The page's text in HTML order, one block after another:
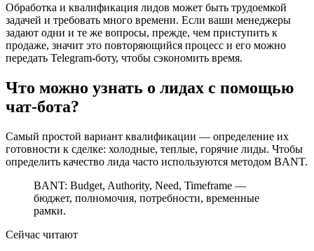
Обработка и квалификация лидов может быть трудоемкой
задачей и требовать много времени. Если ваши менеджеры
задают одни и те же вопросы, прежде, чем приступить к
продаже, значит это повторяющийся процесс и его можно
передать Telegram-боту, чтобы сэкономить время.
Что можно узнать о лидах с помощью
чат-бота?
Самый простой вариант квалификации — определение их
готовности к сделке: холодные, теплые, горячие лиды. Чтобы
определить качество лида часто используются методом BANT.
BANT: Budget, Authority, Need, Timeframe —
бюджет, полномочия, потребности, временные
рамки.
Сейчас читают